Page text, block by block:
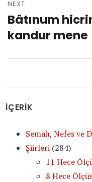
NEXT
Next
post:
Bâtınum
kandur mene
İÇERİK
Semah, Nefes ve
Şiirleri (284)
11 Hece
8 Hece